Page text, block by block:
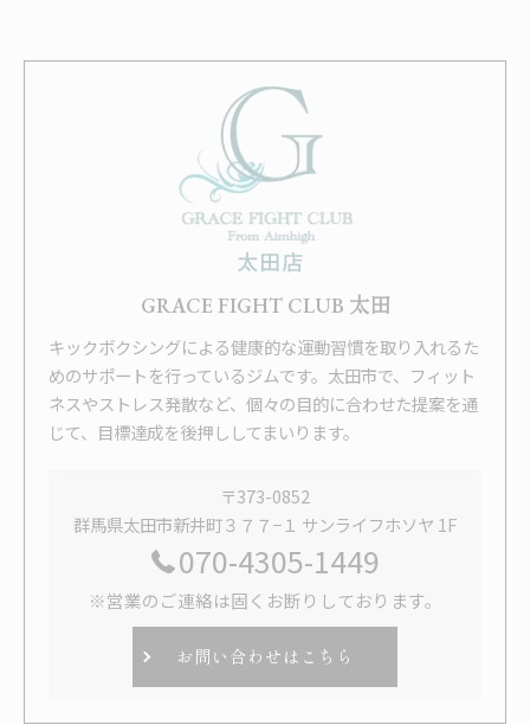
GRACE FIGHT CLUB 太田
キックボクシングによる健康的な運動習慣を取り入れるた
めのサポートを行っているジムです。太田市で、フィット
ネスやストレス発散など、個々の目的に合わせた提案を通
じて、目標達成を後押ししてまいります。
〒373-0852
群馬県太田市新井町３７７−１ サンライフホソヤ 1F
070-4305-1449
※営業のご連絡は固くお断りしております。
お問い合わせはこちら